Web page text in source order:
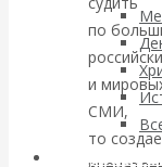
Авторы РЭОШ
по
и
СМИ,
то